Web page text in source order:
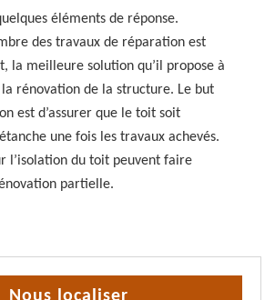
éléments de réponse.
des travaux de réparation est
la meilleure solution qu’il propose à
la rénovation de la structure. Le but
est d’assurer que le toit soit
une fois les travaux achevés.
l’isolation du toit peuvent faire
partielle.
Nous localiser